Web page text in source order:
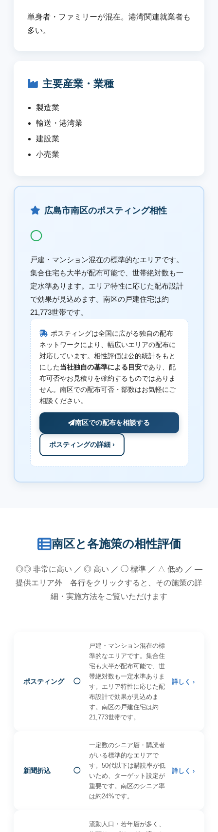
単身者・ファミリーが混在。港湾関連就業者も
多い。
主要産業・業種
製造業
輸送・港湾業
建設業
小売業
広島市南区のポスティング相性
◯
戸建・マンション混在の標準的なエリアです。
集合住宅も大半が配布可能で、世帯絶対数も一
定水準あります。エリア特性に応じた配布設計
で効果が見込めます。南区の戸建住宅は約
21,773世帯です。
ポスティングは全国に広がる独自の配布
ネットワークにより、幅広いエリアの配布に
対応しています。相性評価は公的統計をもと
にした当社独自の基準による目安であり、配
布可否やお見積りを確約するものではありま
せん。南区での配布可否・部数はお気軽にご
相談ください。
南区での配布を相談する
ポスティングの詳細 ›
南区と各施策の相性評価
◎◎ 非常に高い ／ ◎ 高い ／ ◯ 標準 ／ △ 低め ／ —
提供エリア外 各行をクリックすると、その施策の詳
細・実施方法をご覧いただけます
ポスティング ◯
戸建・マンション混在の標
準的なエリアです。集合住
宅も大半が配布可能で、世
帯絶対数も一定水準ありま
す。エリア特性に応じた配
布設計で効果が見込めま
す。南区の戸建住宅は約
21,773世帯です。
詳しく ›
新聞折込 ◯
一定数のシニア層・購読者
がいる標準的なエリアで
す。50代以下は購読率が低
いため、ターゲット設定が
重要です。南区のシニア率
は約24%です。
詳しく ›
流動人口・若年層が多く、